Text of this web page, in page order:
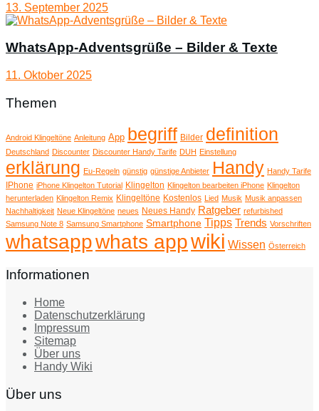
13. September 2025
WhatsApp-Adventsgrüße – Bilder & Texte
11. Oktober 2025
Themen
Android Klingeltöne Anleitung App begriff Bilder definition
Deutschland Discounter Discounter Handy Tarife DUH Einstellung
erklärung Eu-Regeln günstig günstige Anbieter Handy Handy Tarife
IPhone iPhone Klingelton Tutorial Klingelton Klingelton bearbeiten iPhone Klingelton
herunterladen Klingelton Remix Klingeltöne Kostenlos Lied Musik Musik anpassen
Nachhaltigkeit Neue Klingeltöne neues Neues Handy Ratgeber refurbished
Samsung Note 8 Samsung Smartphone Smartphone Tipps Trends Vorschriften
whatsappwhats appwiki Wissen Österreich
Informationen
Home
Datenschutzerklärung
Impressum
Sitemap
Über uns
Handy Wiki
Über uns